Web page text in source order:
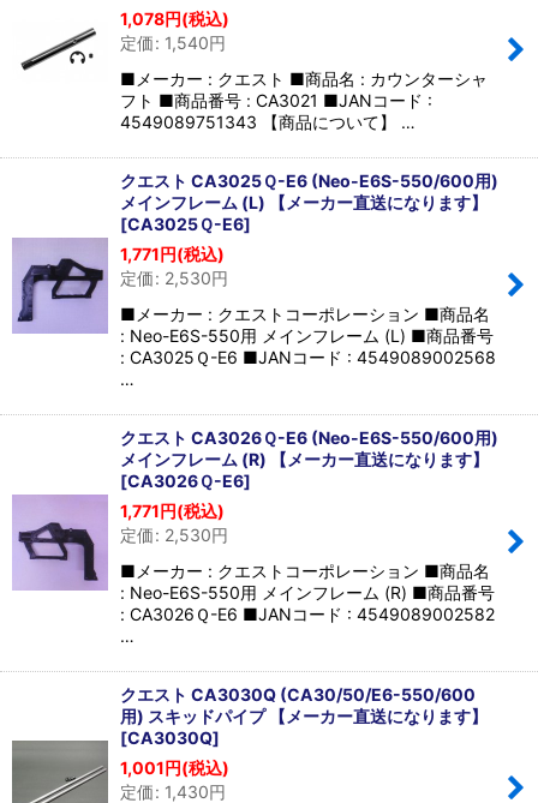
1,078円(税込)
定価: 1,540円
■メーカー : クエスト ■商品名 : カウンターシャ
フト ■商品番号 : CA3021 ■JANコード :
4549089751343 【商品について】 …
クエスト CA3025Ｑ-E6 (Neo-E6S-550/600用)
メインフレーム (L) 【メーカー直送になります】
[CA3025Ｑ-E6]
1,771円(税込)
定価: 2,530円
■メーカー : クエストコーポレーション ■商品名
: Neo-E6S-550用 メインフレーム (L) ■商品番号
: CA3025Ｑ-E6 ■JANコード : 4549089002568
…
クエスト CA3026Ｑ-E6 (Neo-E6S-550/600用)
メインフレーム (R) 【メーカー直送になります】
[CA3026Ｑ-E6]
1,771円(税込)
定価: 2,530円
■メーカー : クエストコーポレーション ■商品名
: Neo-E6S-550用 メインフレーム (R) ■商品番号
: CA3026Ｑ-E6 ■JANコード : 4549089002582
…
クエスト CA3030Q (CA30/50/E6-550/600
用) スキッドパイプ 【メーカー直送になります】
[CA3030Q]
1,001円(税込)
定価: 1,430円